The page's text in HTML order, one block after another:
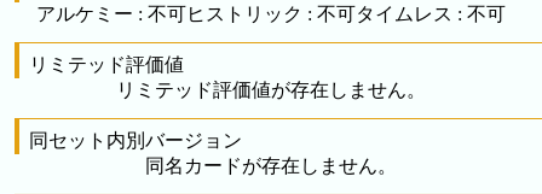
アルケミー : 不可ヒストリック : 不可タイムレス : 不可
リミテッド評価値
リミテッド評価値が存在しません。
同セット内別バージョン
同名カードが存在しません。